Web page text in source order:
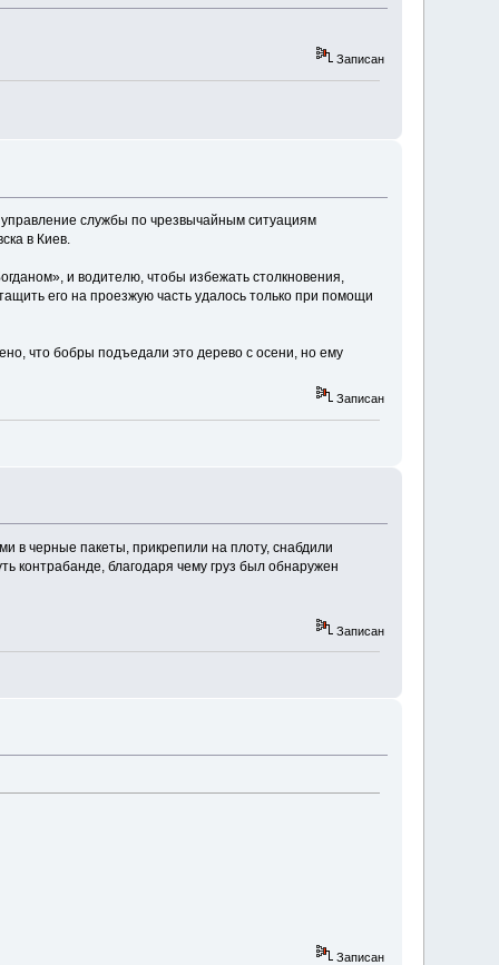
Записан
службы по чрезвычайным ситуациям
в Киев.
и водителю, чтобы избежать столкновения,
его на проезжую часть удалось только при помощи
что бобры подъедали это дерево с осени, но ему
Записан
в черные пакеты, прикрепили на плоту, снабдили
контрабанде, благодаря чему груз был обнаружен
Записан
Записан